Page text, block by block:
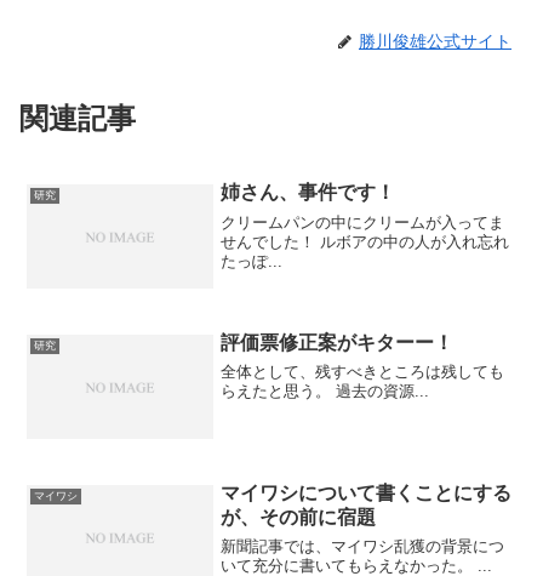
勝川俊雄公式サイト
関連記事
研究 姉さん、事件です！
クリームパンの中にクリームが入ってま
せんでした！ ルボアの中の人が入れ忘れ
たっぽ...
研究 評価票修正案がキターー！
全体として、残すべきところは残しても
らえたと思う。 過去の資源...
マイワシ
マイワシについて書くことにする
が、その前に宿題
新聞記事では、マイワシ乱獲の背景につ
いて充分に書いてもらえなかった。 ...